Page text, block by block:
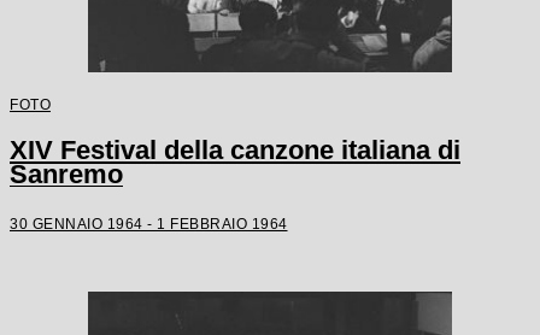
FOTO
XIV Festival della canzone italiana di
Sanremo
30 GENNAIO 1964 - 1 FEBBRAIO 1964